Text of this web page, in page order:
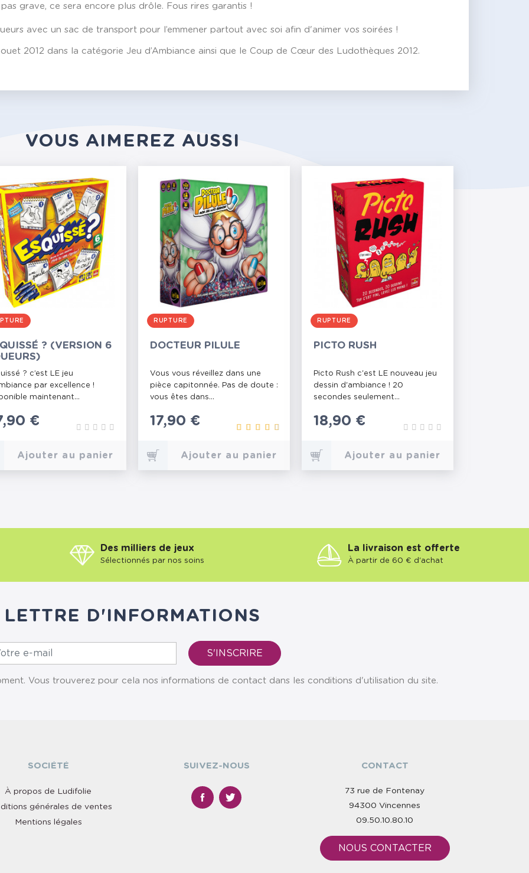
grave, ce sera encore plus drôle. Fous rires garantis !
avec un sac de transport pour l’emmener partout avec soi afin d'animer vos soirées !
2012 dans la catégorie Jeu d’Ambiance ainsi que le Coup de Cœur des Ludothèques 2012.
VOUS AIMEREZ AUSSI
? (VERSION 6
? c’est LE jeu
par excellence !
maintenant...
€
Ajouter au panier
RUPTURE
DOCTEUR PILULE
Vous vous réveillez dans une
pièce capitonnée. Pas de doute :
vous êtes dans...
Prix
17,90 €
Ajouter au panier
RUPTURE
PICTO RUSH
Picto Rush c'est LE nouveau jeu
dessin d'ambiance ! 20
secondes seulement...
Prix
18,90 €
Ajouter au panier
Des milliers de jeux
Sélectionnés par nos soins
La livraison est offerte
À partir de 60 € d'achat
LETTRE D'INFORMATIONS
Vous trouverez pour cela nos informations de contact dans les conditions d'utilisation du site.
SOCIÉTÉ
À propos de Ludifolie
générales de ventes
Mentions légales
SUIVEZ-NOUS CONTACT
73 rue de Fontenay
94300 Vincennes
09.50.10.80.10
NOUS CONTACTER